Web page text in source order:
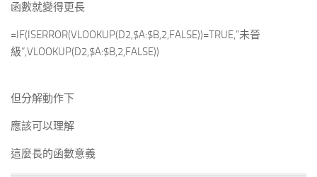
函數就變得更長
=IF(ISERROR(VLOOKUP(D2,$A:$B,2,FALSE))=TRUE,”未晉
級”,VLOOKUP(D2,$A:$B,2,FALSE))
但分解動作下
應該可以理解
這麼長的函數意義